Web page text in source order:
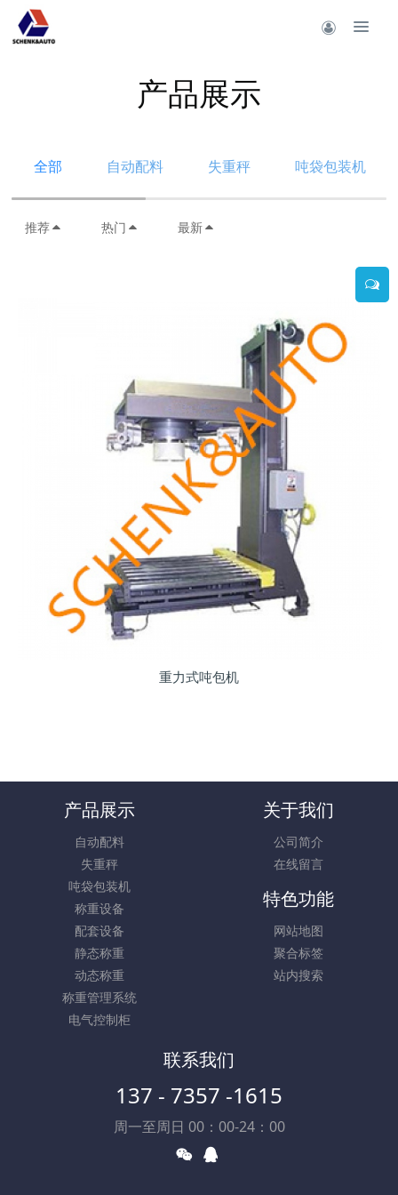
产品展示
全部 自动配料 失重秤 吨袋包装机
推荐 热门 最新
重力式吨包机
产品展示
自动配料
失重秤
吨袋包装机
称重设备
配套设备
静态称重
动态称重
称重管理系统
电气控制柜
关于我们
公司简介
在线留言
特色功能
网站地图
聚合标签
站内搜索
联系我们
137 - 7357 -1615
周一至周日 00：00-24：00